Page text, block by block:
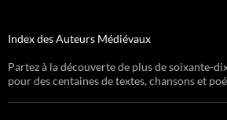
Index des Auteurs Médiévaux
Partez à la découverte de plus de soixante-
pour des centaines de textes, chansons et